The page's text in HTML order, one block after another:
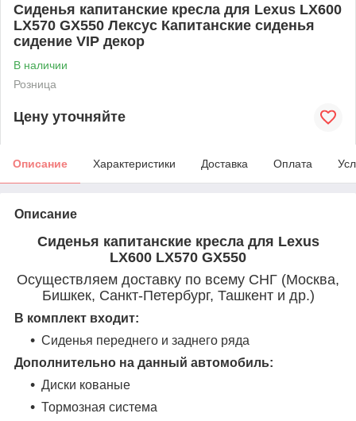
Сиденья капитанские кресла для Lexus LX600
LX570 GX550 Лексус Капитанские сиденья
сидение VIP декор
В наличии
Розница
Цену уточняйте
Описание Характеристики Доставка Оплата
Описание
Сиденья капитанские кресла для Lexus
LX600 LX570 GX550
Осуществляем доставку по всему СНГ (Москва,
Бишкек, Санкт-Петербург, Ташкент и др.)
В комплект входит:
Сиденья переднего и заднего ряда
Дополнительно на данный автомобиль:
Диски кованые
Тормозная система